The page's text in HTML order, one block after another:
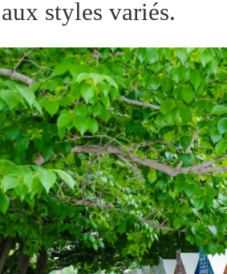
styles variés.